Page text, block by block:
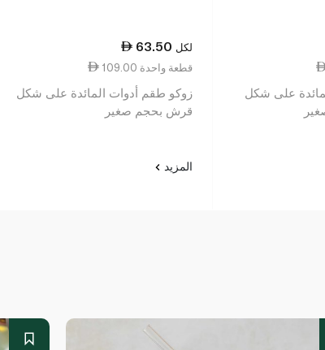
على شكل
63.50 لكل
109.00 قطعة واحدة
زوكو طقم أدوات المائدة على شكل
قرش بحجم صغير
المزيد